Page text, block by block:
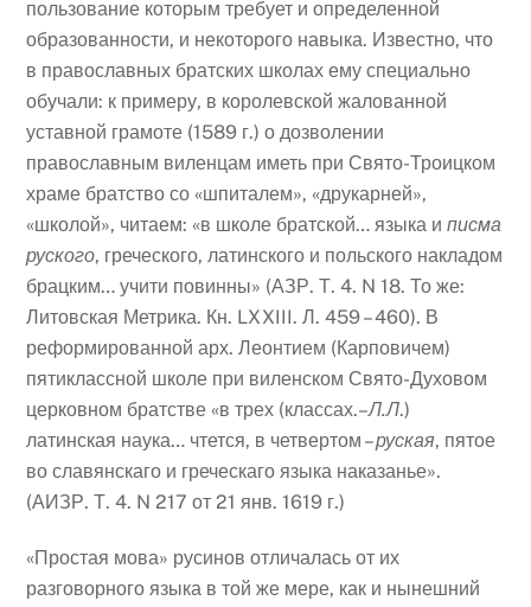
пользование которым требует и определенной
образованности, и некоторого навыка. Известно, что
в православных братских школах ему специально
обучали: к примеру, в королевской жалованной
уставной грамоте (1589 г.) о дозволении
православным виленцам иметь при Свято-Троицком
храме братство со «шпиталем», «друкарней»,
«школой», читаем: «в школе братской… языка иписма
руского, греческого, латинского и польского накладом
брацким… учити повинны» (АЗР. Т. 4. N 18. То же:
Литовская Метрика. Кн. LXXIII. Л. 459 – 460). В
реформированной арх. Леонтием (Карповичем)
пятиклассной школе при виленском Свято-Духовом
церковном братстве «в трех (классах.–Л.Л.)
латинская наука… чтется, в четвертом –руская, пятое
во славянскаго и греческаго языка наказанье».
(АИЗР. Т. 4. N 217 от 21 янв. 1619 г.)
«Простая мова» русинов отличалась от их
разговорного языка в той же мере, как и нынешний